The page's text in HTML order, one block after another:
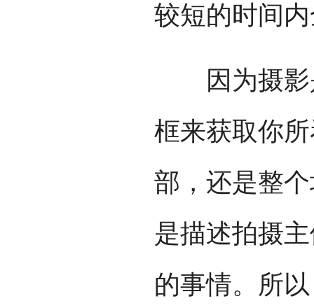
较短的时间
因为摄影
框来获取你
部，还是整
是描述拍摄
的事情。所